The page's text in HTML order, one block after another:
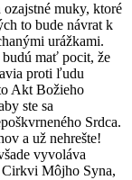
muky, ktoré
to bude návrat k
urážkami.
mať pocit, že
proti ľudu
Akt Božieho
ste sa
Srdca.
a už nehrešte!
vyvoláva
Cirkvi Môjho Syna,